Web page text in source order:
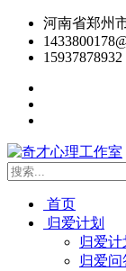
河南省郑州
15937878932
首页
归爱计划
归爱计
归爱问